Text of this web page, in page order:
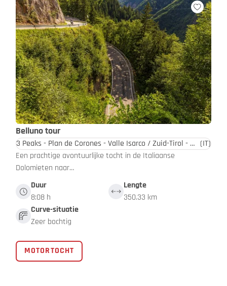
Belluno tour
3 Peaks - Plan de Corones - Valle Isarco / Zuid-Tirol - Dolomieten (IT)
Een prachtige avontuurlijke tocht in de Italiaanse
Dolomieten naar…
Duur
8:08 h
Lengte
350.33 km
Curve-situatie
Zeer bochtig
MOTORTOCHT